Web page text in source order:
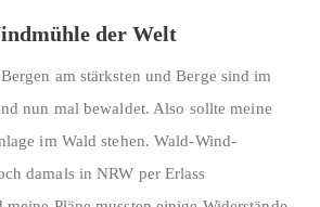
der Welt
am stärksten und Berge sind im
nun mal bewaldet. Also sollte meine
im Wald stehen. Wald-Wind-
damals in NRW per Erlass